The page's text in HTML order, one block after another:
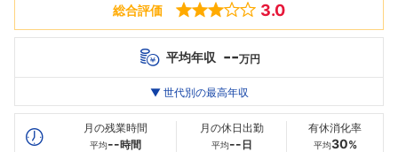
総合評価 3.0
平均年収 --万円
最高年収
20代
--万
30代
--万
--万
▼ 世代別の最高年収
月の残業時間
平均--時間
月の休日出勤
平均-- 日
有休消化率
平均30%